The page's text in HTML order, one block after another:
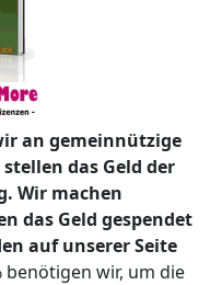
an gemeinnützige
das Geld der
Wir machen
das Geld gespendet
auf unserer Seite
benötigen wir, um die